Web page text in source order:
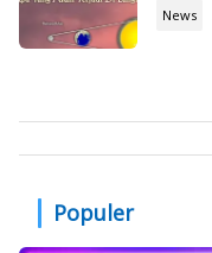
News
Populer